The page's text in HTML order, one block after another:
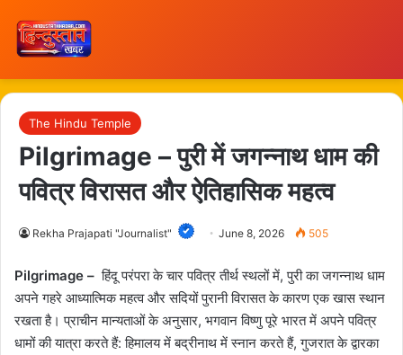
The Hindu Temple
Pilgrimage – पुरी में जगन्नाथ धाम की
पवित्र विरासत और ऐतिहासिक महत्व
Rekha Prajapati "Journalist" June 8, 2026 505
Pilgrimage – हिंदू परंपरा के चार पवित्र तीर्थ स्थलों में, पुरी का जगन्नाथ धाम
अपने गहरे आध्यात्मिक महत्व और सदियों पुरानी विरासत के कारण एक खास स्थान
रखता है। प्राचीन मान्यताओं के अनुसार, भगवान विष्णु पूरे भारत में अपने पवित्र
धामों की यात्रा करते हैं: हिमालय में बद्रीनाथ में स्नान करते हैं, गुजरात के द्वारका